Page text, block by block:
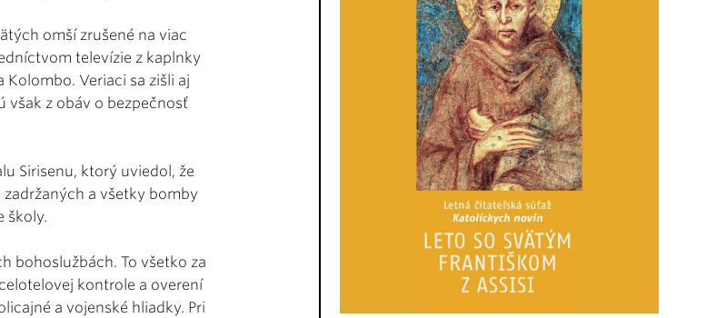
omší zrušené na viac
televízie z kaplnky
Veriaci sa zišli aj
však z obáv o bezpečnosť
Sirisenu, ktorý uviedol, že
a všetky bomby
školy.
bohoslužbách. To všetko za
kontrole a overení
a vojenské hliadky. Pri